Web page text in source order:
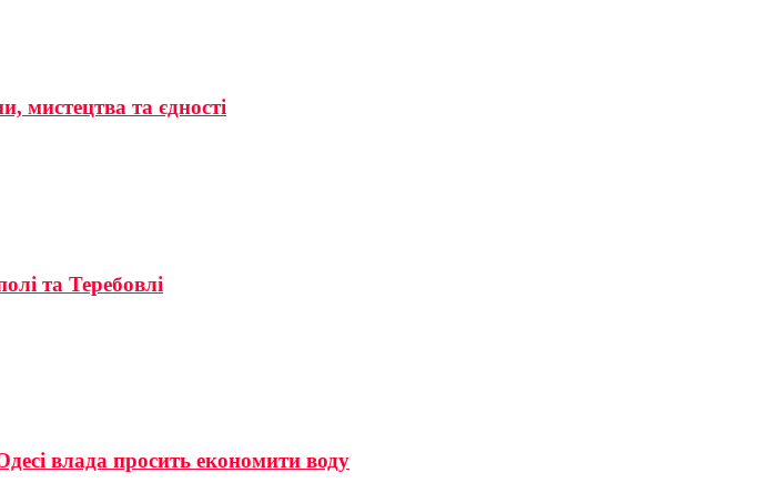
мистецтва та єдності
та Теребовлі
влада просить економити воду